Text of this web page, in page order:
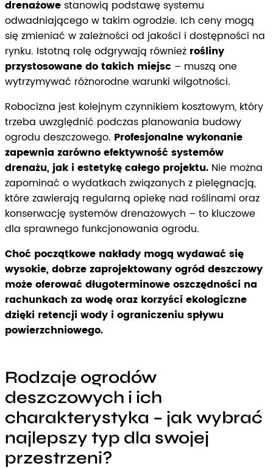
drenażowe stanowią podstawę systemu
odwadniającego w takim ogrodzie. Ich ceny mogą
się zmieniać w zależności od jakości i dostępności na
rynku. Istotną rolę odgrywają również rośliny
przystosowane do takich miejsc – muszą one
wytrzymywać różnorodne warunki wilgotności.
Robocizna jest kolejnym czynnikiem kosztowym, który
trzeba uwzględnić podczas planowania budowy
ogrodu deszczowego. Profesjonalne wykonanie
zapewnia zarówno efektywność systemów
drenażu, jak i estetykę całego projektu. Nie można
zapominać o wydatkach związanych z pielęgnacją,
które zawierają regularną opiekę nad roślinami oraz
konserwację systemów drenażowych – to kluczowe
dla sprawnego funkcjonowania ogrodu.
Choć początkowe nakłady mogą wydawać się
wysokie, dobrze zaprojektowany ogród deszczowy
może oferować długoterminowe oszczędności na
rachunkach za wodę oraz korzyści ekologiczne
dzięki retencji wody i ograniczeniu spływu
powierzchniowego.
Rodzaje ogrodów
deszczowych i ich
charakterystyka – jak wybrać
najlepszy typ dla swojej
przestrzeni?